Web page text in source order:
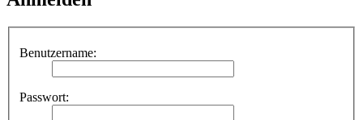
Benutzername:
Passwort: